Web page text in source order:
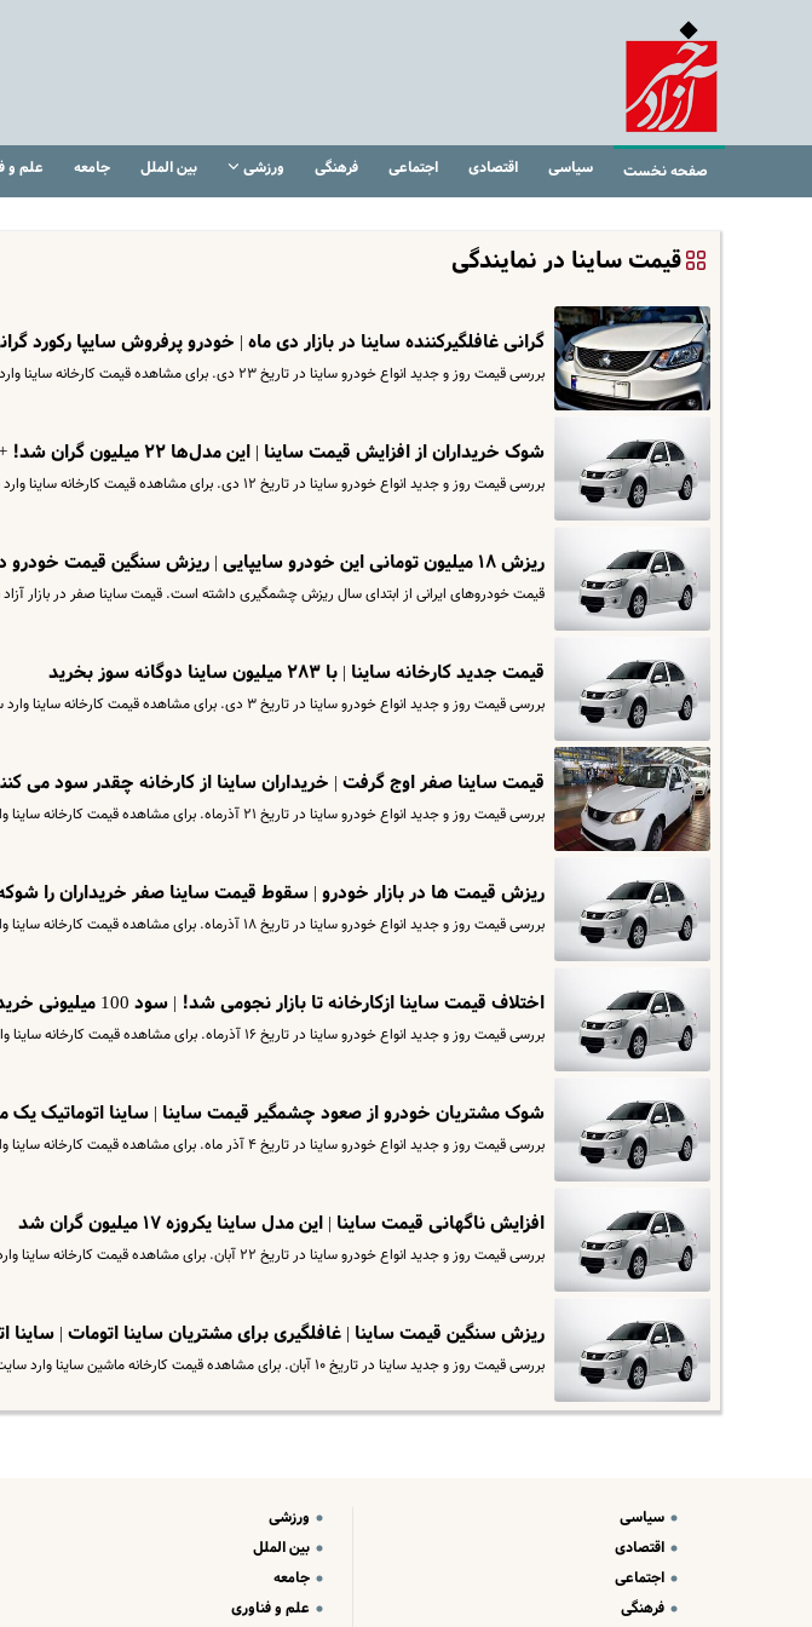
صفحه نخست سیاسی اقتصادی اجتماعی فرهنگی ورزشی بین الملل جامعه علم و
قیمت ساینا در نمایندگی
گرانی غافلگیرکننده ساینا در بازار دی ماه | خودرو پرفروش سایپا رکورد
بررسی قیمت روز و جدید انواع خودرو ساینا در تاریخ ۲۳ دی. برای مشاهده قیمت کارخانه ساینا وارد سایت اقتصادآنلاین شوید.
شوک خریداران از افزایش قیمت ساینا | این مدل‌ها ۲۲ میلیون گران شد! + قیمت روز ساینا سه شنبه ۱۲ دی
بررسی قیمت روز و جدید انواع خودرو ساینا در تاریخ ۱۲ دی. برای مشاهده قیمت کارخانه ساینا وارد سایت اقتصادآنلاین شوید.
ریزش ۱۸ میلیون تومانی این خودرو سایپایی | ریزش سنگین قیمت خودرو در بازار
قیمت خودروهای ایرانی از ابتدای سال ریزش چشمگیری داشته است. قیمت ساینا صفر در بازار
قیمت جدید کارخانه ساینا | با ۲۸۳ میلیون ساینا دوگانه سوز بخرید
بررسی قیمت روز و جدید انواع خودرو ساینا در تاریخ ۳ دی. برای مشاهده قیمت کارخانه ساینا وارد سایت شوید.
قیمت ساینا صفر اوج گرفت | خریداران ساینا از کارخانه چقدر سود می
بررسی قیمت روز و جدید انواع خودرو ساینا در تاریخ ۲۱ آذرماه. برای مشاهده قیمت کارخانه ساینا وارد سایت اقتصادآنلاین شوید.
ریزش قیمت ها در بازار خودرو | سقوط قیمت ساینا صفر خریداران را
بررسی قیمت روز و جدید انواع خودرو ساینا در تاریخ ۱۸ آذرماه. برای مشاهده قیمت کارخانه ساینا وارد سایت شوید.
اختلاف قیمت ساینا ازکارخانه تا بازار نجومی شد! | سود 100 میلیونی خریداران این مدل ساینا
بررسی قیمت روز و جدید انواع خودرو ساینا در تاریخ ۱۶ آذرماه. برای مشاهده قیمت کارخانه ساینا وارد سایت شوید.
شوک مشتریان خودرو از صعود چشمگیر قیمت ساینا | ساینا اتوماتیک یک ماهه 40 میلیون
بررسی قیمت روز و جدید انواع خودرو ساینا در تاریخ ۴ آذر ماه. برای مشاهده قیمت کارخانه ساینا وارد سایت شوید.
افزایش ناگهانی قیمت ساینا | این مدل ساینا یکروزه ۱۷ میلیون گران شد
بررسی قیمت روز و جدید انواع خودرو ساینا در تاریخ ۲۲ آبان. برای مشاهده قیمت کارخانه ساینا وارد سایت شوید.
ریزش سنگین قیمت ساینا | غافلگیری برای مشتریان ساینا اتومات | ساینا اتومات 15 میلیون
بررسی قیمت روز و جدید ساینا در تاریخ ۱۰ آبان. برای مشاهده قیمت کارخانه ماشین ساینا وارد سایت اقتصادآنلاین شوید.
سیاسی
اقتصادی
اجتماعی
فرهنگی
ورزشی
بین الملل
جامعه
علم و فناوری